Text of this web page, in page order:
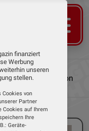
mit Netflix, Amazon
finanziert
Werbung
unseren
stellen.
Cookies von
Partner
Cookies auf Ihrem
Ihre
Geräte-